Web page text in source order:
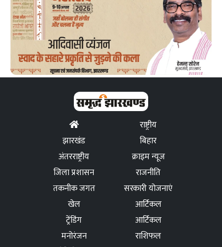
राष्ट्रीय
झारखंड
बिहार
अंतरराष्ट्रीय
क्राइम न्यूज
जिला प्रशासन
राजनीति
तकनीक जगत
सरकारी योजनाएं
खेल
आर्टिकल
ट्रेंडिंग
आर्टिकल
मनोरंजन
राशिफल